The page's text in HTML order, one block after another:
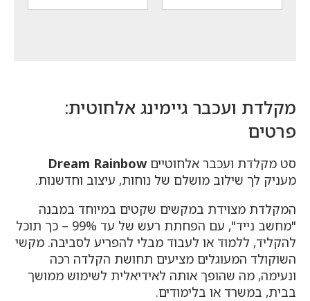
הוא:
הוא:
מקלדת ועכבר גיימינג אלחוטית:
פרטים
סט מקלדת ועכבר אלחוטיים Dream Rainbow
מעניק לך שילוב מושלם של נוחות, עיצוב וחדשנות.
המקלדת מצוידת במקשים שקטים במיוחד במבנה
"מחשב נייד", עם הפחתת רעש של עד 99% – כך תוכל
להקליד, ללמוד או לעבוד מבלי להפריע לסביבה. מקשי
השוקולד המעוגלים מציעים תחושת הקלדה רכה
ונעימה, מה שהופך אותה לאידיאלית לשימוש ממושך
בבית, במשרד או בלימודים.